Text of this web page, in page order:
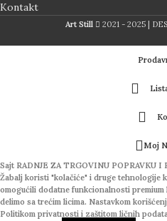
Kontakt
Art Still 2021 - 2025 |
Moj
Sajt RADNJE ZA TRGOVINU POPRAVKU
Žabalj koristi "kolačiće" i druge tehnologije
omogućili dodatne funkcionalnosti
delimo sa trećim licima. Nastavkom
Politikom privatnosti i zaštitom ličnih